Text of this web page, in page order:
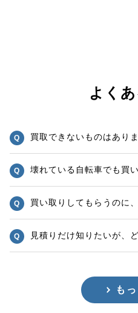
よく
買取できないものはあり
壊れている自転車でも買
買い取りしてもらうのに
見積りだけ知りたいが、
も